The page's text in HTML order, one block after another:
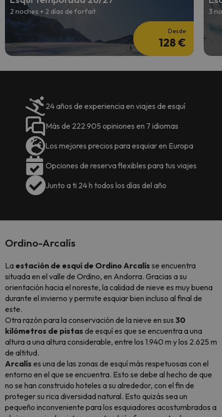
2 noches + 2 días de forfait
Desde
128 €
3
24 años de experiencia en viajes de esquí
Más de 222.905 opiniones en 7 idiomas
Los mejores precios para esquiar en Europa
Opciones de reserva flexibles para tus viajes
Junto a ti 24 h todos los días del año
Ordino-Arcalís
La estación de esquí de Ordino Arcalís se encuentra
situada en el valle de Ordino, en Andorra. Gracias a su
orientación hacia el noreste, la calidad de nieve es muy buena
durante el invierno y permite esquiar bien incluso al final de
este.
Otra razón para la conservación de la nieve en sus 30
kilómetros de pistas de esquí es que se encuentra a una
altura a una altura considerable, entre los 1.940 m y los 2.625 m
de altitud.
Arcalís es una de las zonas de esquí más respetuosas con el
entorno en el que se encuentra. Esto se debe al hecho de que
no se han construido hoteles a su alrededor, con el fin de
proteger su rica diversidad natural. Esto quizás sea un
pequeño inconveniente para los esquiadores acostumbrados a